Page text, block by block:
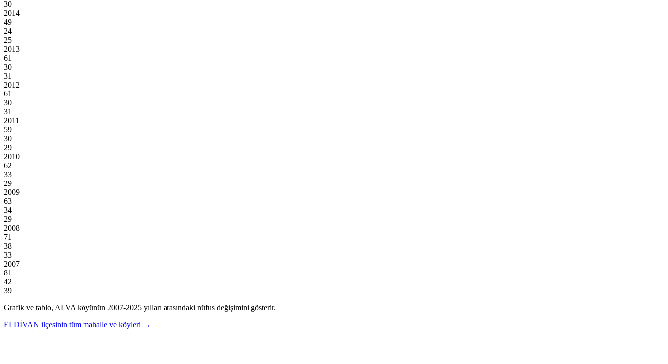
30
2014
49
24
25
2013
61
30
31
2012
61
30
31
2011
59
30
29
2010
62
33
29
2009
63
34
29
2008
71
38
33
2007
81
42
39
Grafik ve tablo, ALVA köyünün 2007-2025 yılları arasındaki nüfus değişimini gösterir.
ELDİVAN ilçesinin tüm mahalle ve köyleri →